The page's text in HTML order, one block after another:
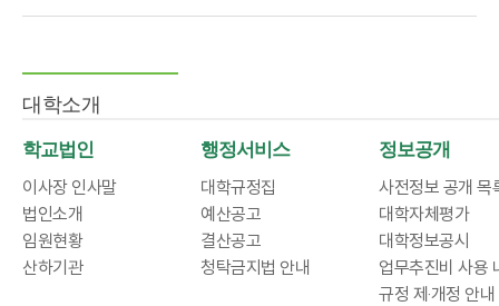
대학소개
학교법인
이사장 인사말
법인소개
임원현황
산하기관
행정서비스
대학규정집
예산공고
결산공고
청탁금지법 안내
정보공개
사전정보 공개 목
대학자체평가
대학정보공시
업무추진비 사용
규정 제‧개정 안내